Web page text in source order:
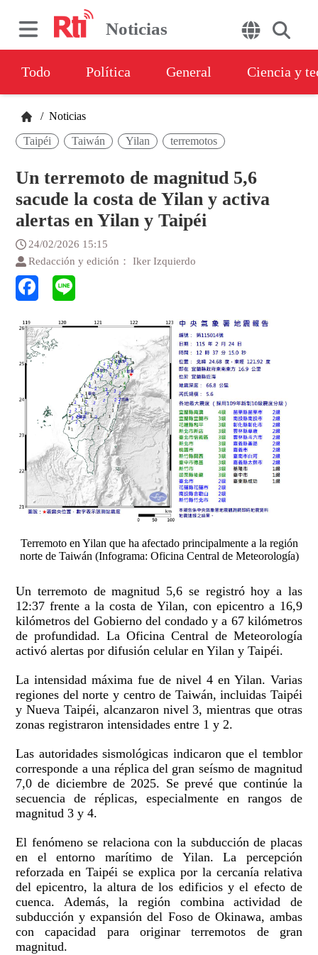
Noticias
Todo Política General Ciencia y
/ Noticias
Taipéi Taiwán Yilan terremotos
Un terremoto de magnitud 5,6
sacude la costa de Yilan y activa
alertas en Yilan y Taipéi
24/02/2026 15:15
Redacción y edición： Iker Izquierdo
Terremoto en Yilan que ha afectado principalmente a la región
norte de Taiwán (Infograma: Oficina Central de Meteorología)
Un terremoto de magnitud 5,6 se registró hoy a las
12:37 frente a la costa de Yilan, con epicentro a 16,9
kilómetros del Gobierno del condado y a 67 kilómetros
de profundidad. La Oficina Central de Meteorología
activó alertas por difusión celular en Yilan y Taipéi.
La intensidad máxima fue de nivel 4 en Yilan. Varias
regiones del norte y centro de Taiwán, incluidas Taipéi
y Nueva Taipéi, alcanzaron nivel 3, mientras que otras
zonas registraron intensidades entre 1 y 2.
Las autoridades sismológicas indicaron que el temblor
corresponde a una réplica del gran seísmo de magnitud
7,0 de diciembre de 2025. Se prevé que continúe la
secuencia de réplicas, especialmente en rangos de
magnitud 3 y 4.
El fenómeno se relaciona con la subducción de placas
en el entorno marítimo de Yilan. La percepción
reforzada en Taipéi se explica por la cercanía relativa
del epicentro, la altura de los edificios y el efecto de
cuenca. Además, la región combina actividad de
subducción y expansión del Foso de Okinawa, ambas
con capacidad para originar terremotos de gran
magnitud.